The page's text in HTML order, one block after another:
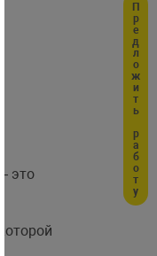
это
Предложить работу